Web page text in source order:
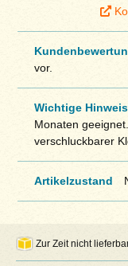
vor.
Wichtige
Monaten
verschluckbarer
Artikelzustand
Zur Zeit nicht